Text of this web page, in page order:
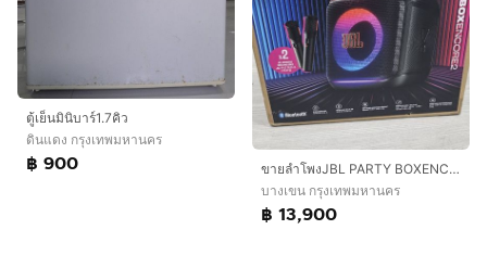
ตู้เย็นมินิบาร์1.7คิว
ดินแดง กรุงเทพมหานคร
฿ 900
ขายลำโพงJBL PARTY BOXENCORE2พร้อม ไมค์ 2 ตัว
บางเขน กรุงเทพมหานคร
฿ 13,900